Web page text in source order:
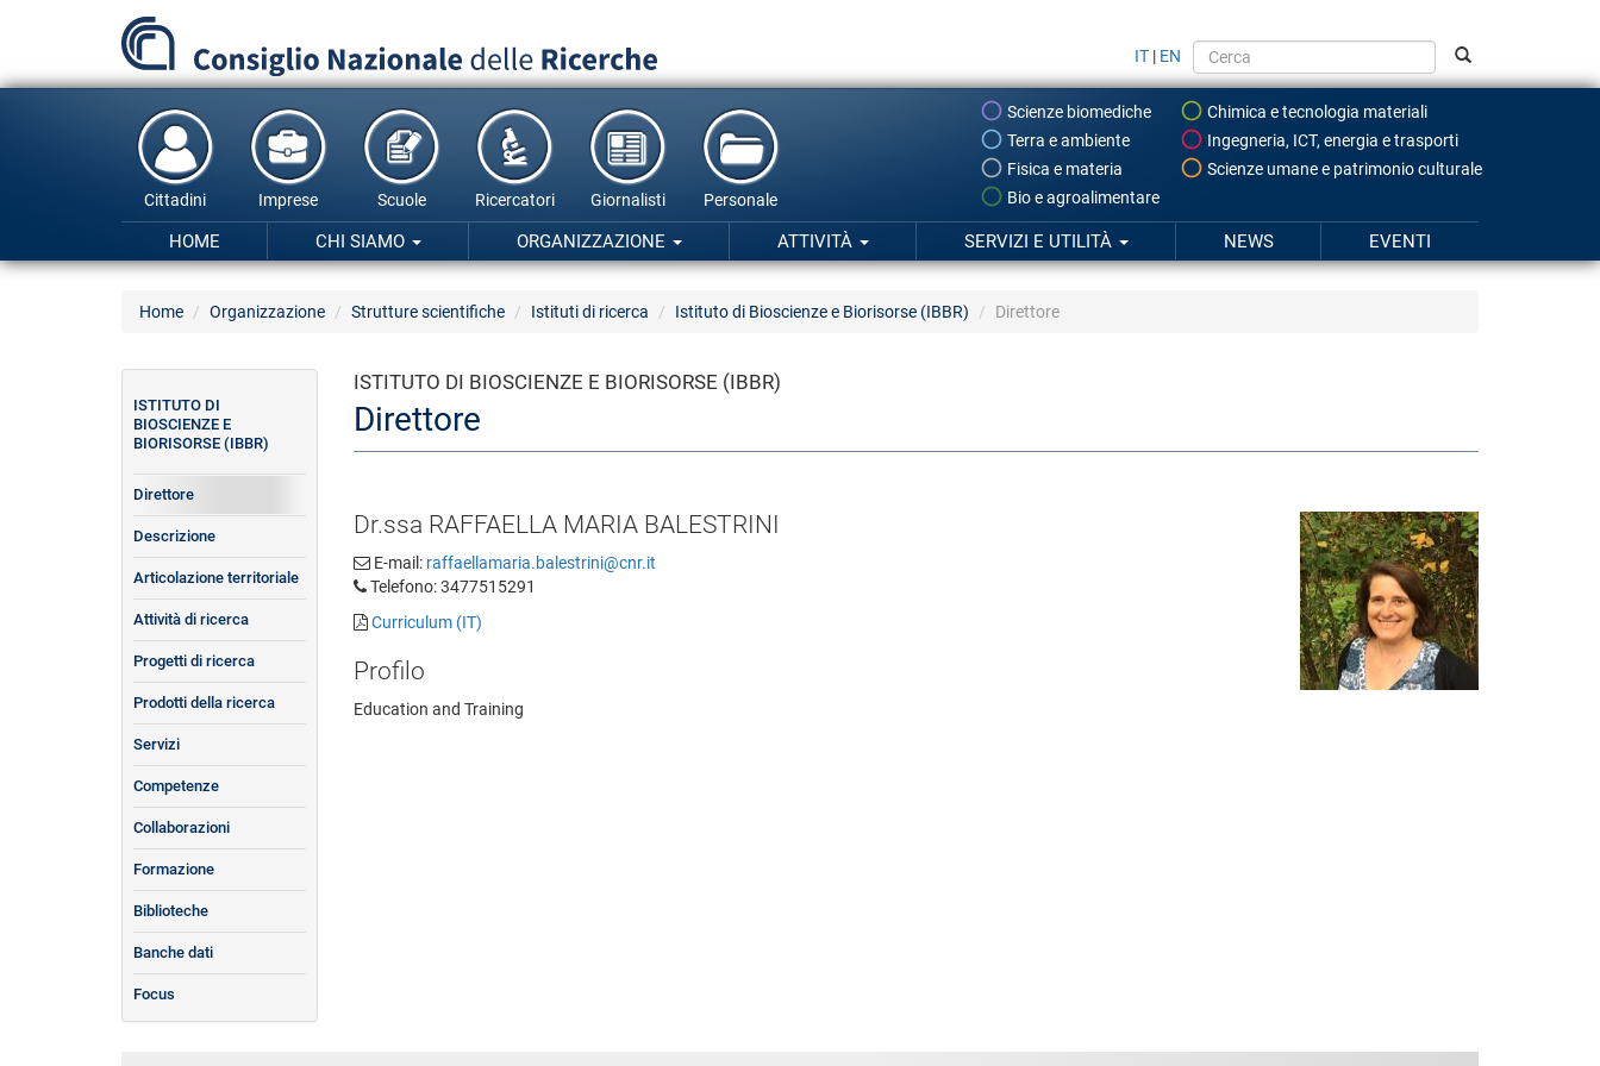
principale
IT | EN
Scienze biomediche
Chimica e tecnologia materiali
Terra e ambiente
Ingegneria, ICT, energia e trasporti
Fisica e materia
Scienze umane e patrimonio culturale
Bio e agroalimentare
Cittadini Imprese Scuole Ricercatori Giornalisti Personale
HOME CHI SIAMO ORGANIZZAZIONE ATTIVITÀ SERVIZI E UTILITÀ NEWS EVENTI
Home Organizzazione Strutture scientifiche Istituti di ricerca Istituto di Bioscienze e Biorisorse (IBBR) Direttore
ISTITUTO DI BIOSCIENZE E BIORISORSE (IBBR)
Direttore
Dr.ssa RAFFAELLA MARIA BALESTRINI
E-mail: raffaellamaria.balestrini@cnr.it
Telefono: 3477515291
Curriculum (IT)
Profilo
Education and Training
ISTITUTO DI
BIOSCIENZE E
BIORISORSE (IBBR)
Direttore
Descrizione
Articolazione territoriale
Attività di ricerca
Progetti di ricerca
Prodotti della ricerca
Servizi
Competenze
Collaborazioni
Formazione
Biblioteche
Banche dati
Focus